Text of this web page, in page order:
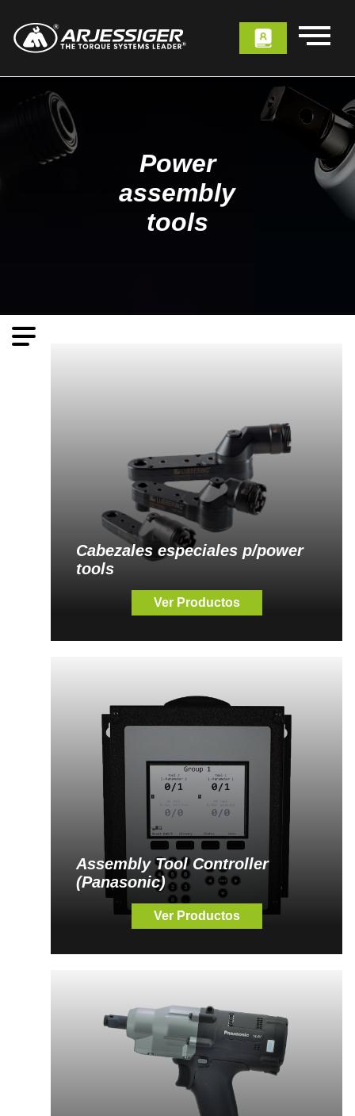
Power
assembly
tools
Cabezales especiales p/power
tools
Ver Productos
Assembly Tool Controller
(Panasonic)
Ver Productos